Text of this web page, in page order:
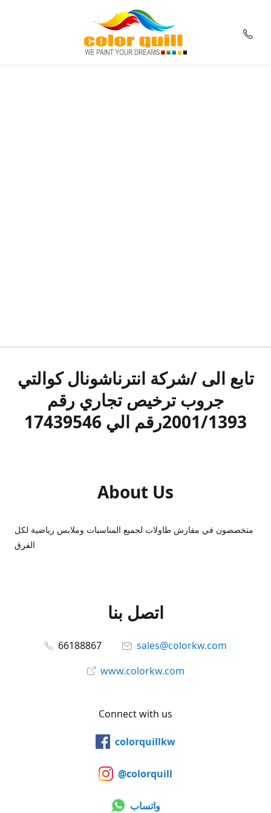
تابع الى /شركة انترناشونال كوالتي
جروب ترخيص تجاري رقم
2001/1393رقم الي 17439546
About Us
متخصصون في مفارش طاولات لجميع المناسبات وملابس رياضية لكل
الفرق
اتصل بنا
66188867
sales@colorkw.com
www.colorkw.com
Connect with us
colorquillkw
@colorquill
واتساب